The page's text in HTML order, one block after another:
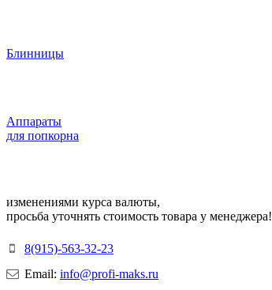
Блинницы
Аппараты
для попкорна
изменениями курса валюты,
просьба уточнять стоимость товара у менеджера!
8(915)-563-32-23
Email: info@profi-maks.ru